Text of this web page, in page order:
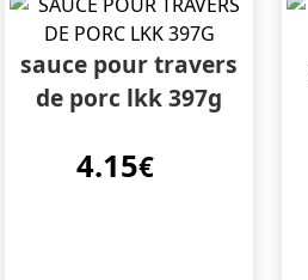
sauce pour travers
de porc lkk 397g
4.15€